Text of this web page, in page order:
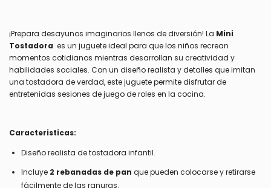
¡Prepara desayunos imaginarios llenos de diversión! La Mini
Tostadora es un juguete ideal para que los niños recrean
momentos cotidianos mientras desarrollan su creatividad y
habilidades sociales. Con un diseño realista y detalles que imitan
una tostadora de verdad, este juguete permite disfrutar de
entretenidas sesiones de juego de roles en la cocina.
Caracteristicas:
Diseño realista de tostadora infantil.
Incluye 2 rebanadas de pan que pueden colocarse y retirarse
fácilmente de las ranuras.